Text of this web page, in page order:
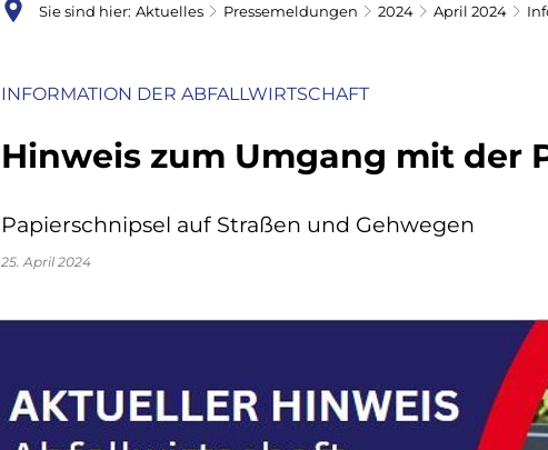
Sie sind hier: Aktuelles Pressemeldungen 2024 April 2024
INFORMATION DER ABFALLWIRTSCHAFT
Hinweis zum Umgang mit der
Papierschnipsel auf Straßen und Gehwegen
25. April 2024